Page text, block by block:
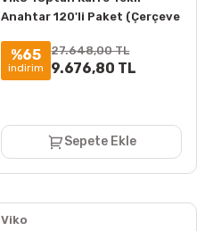
Anahtar 120'li Paket (Çerçeve
%65
indirim
27.648,00 TL
9.676,80 TL
Sepete Ekle
Viko